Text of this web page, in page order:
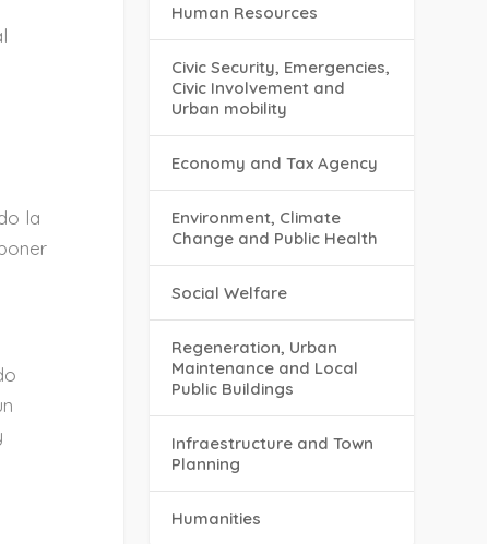
la
Human Resources
Civic Security, Emergencies,
Civic Involvement and
Urban mobility
Economy and Tax Agency
Environment, Climate
Change and Public Health
Social Welfare
Regeneration, Urban
Maintenance and Local
Public Buildings
Infraestructure and Town
Planning
Humanities